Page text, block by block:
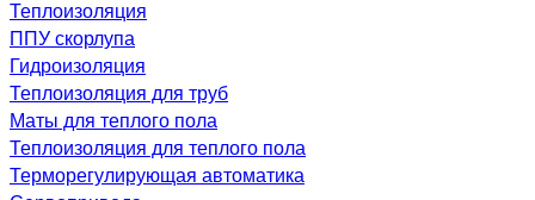
Теплоизоляция
ППУ скорлупа
Гидроизоляция
Теплоизоляция для труб
Маты для теплого пола
Теплоизоляция для теплого пола
Терморегулирующая автоматика